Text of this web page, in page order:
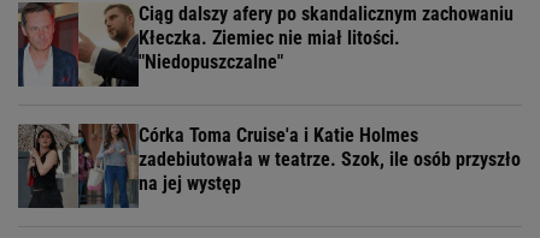
Ciąg dalszy afery po skandalicznym zachowaniu
Kłeczka. Ziemiec nie miał litości.
"Niedopuszczalne"
Córka Toma Cruise'a i Katie Holmes
zadebiutowała w teatrze. Szok, ile osób przyszło
na jej występ